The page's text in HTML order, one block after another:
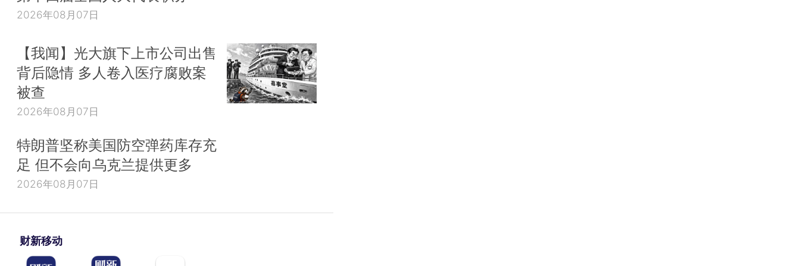
2026年08月07日
【我闻】光大旗下上市公司出售
背后隐情 多人卷入医疗腐败案
被查
2026年08月07日
特朗普坚称美国防空弹药库存充
足 但不会向乌克兰提供更多
2026年08月07日
财新移动